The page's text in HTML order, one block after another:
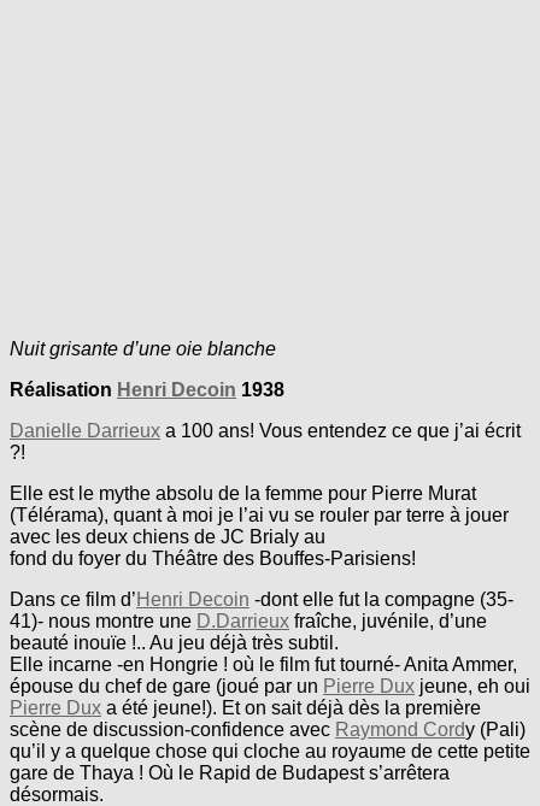
Nuit grisante d’une oie blanche
Réalisation Henri Decoin 1938
Danielle Darrieux a 100 ans! Vous entendez ce que j’ai écrit
?!
Elle est le mythe absolu de la femme pour Pierre Murat
(Télérama), quant à moi je l’ai vu se rouler par terre à jouer
avec les deux chiens de JC Brialy au
fond du foyer du Théâtre des Bouffes-Parisiens!
Dans ce film d’ Henri Decoin -dont elle fut la compagne (35-
41)- nous montre une D.Darrieux fraîche, juvénile, d’une
beauté inouïe !.. Au jeu déjà très subtil.
Elle incarne -en Hongrie ! où le film fut tourné- Anita Ammer,
épouse du chef de gare (joué par un Pierre Dux jeune, eh oui
Pierre Dux a été jeune!). Et on sait déjà dès la première
scène de discussion-confidence avec Raymond Cordy (Pali)
qu’il y a quelque chose qui cloche au royaume de cette petite
gare de Thaya ! Où le Rapid de Budapest s’arrêtera
désormais.